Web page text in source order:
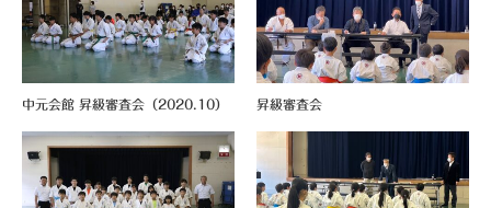
中元会館 昇級審査会（2020.10） 昇級審査会